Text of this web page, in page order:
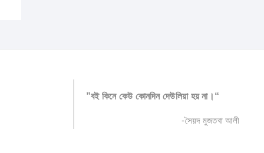
”বই কিনে কেউ কোনদিন দেউলিয়া হয় না।“
-সৈয়দ মুজতবা আলী